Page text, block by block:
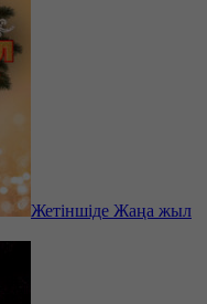
Жетіншіде Жаңа жыл